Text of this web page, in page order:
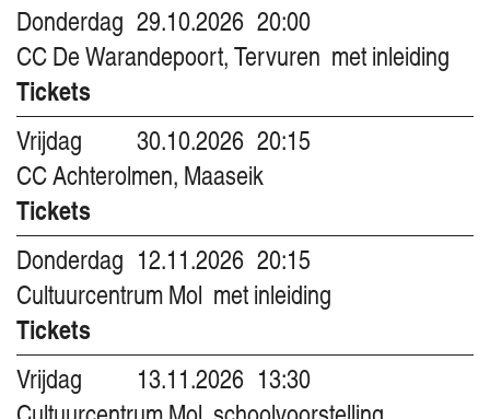
Donderdag 29.10.2026 20:00
CC De Warandepoort, Tervuren met inleiding
Tickets
Vrijdag
30.10.2026 20:15
CC Achterolmen, Maaseik
Tickets
Donderdag 12.11.2026 20:15
Cultuurcentrum Mol met inleiding
Tickets
Vrijdag
13.11.2026 13:30